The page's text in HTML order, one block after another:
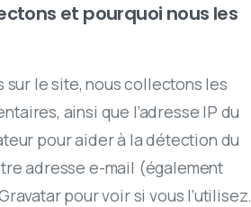
et pourquoi nous les
le site, nous collectons les
ainsi que l’adresse IP du
pour aider à la détection du
adresse e-mail (également
pour voir si vous l’utilisez.